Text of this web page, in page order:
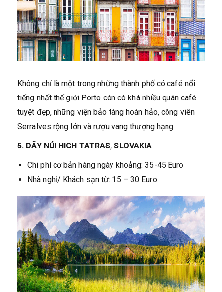
Không chỉ là một trong những thành phố có café nổi
tiếng nhất thế giới Porto còn có khá nhiều quán café
tuyệt đẹp, những viện bảo tàng hoàn hảo, công viên
Serralves rộng lớn và rượu vang thượng hạng.
5. DÃY NÚI HIGH TATRAS, SLOVAKIA
Chi phí cơ bản hàng ngày khoảng: 35-45 Euro
Nhà nghỉ/ Khách sạn từ: 15 – 30 Euro